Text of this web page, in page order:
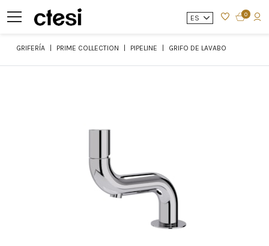
ES 0
GRIFERÍA PRIME COLLECTION PIPELINE GRIFO DE LAVABO